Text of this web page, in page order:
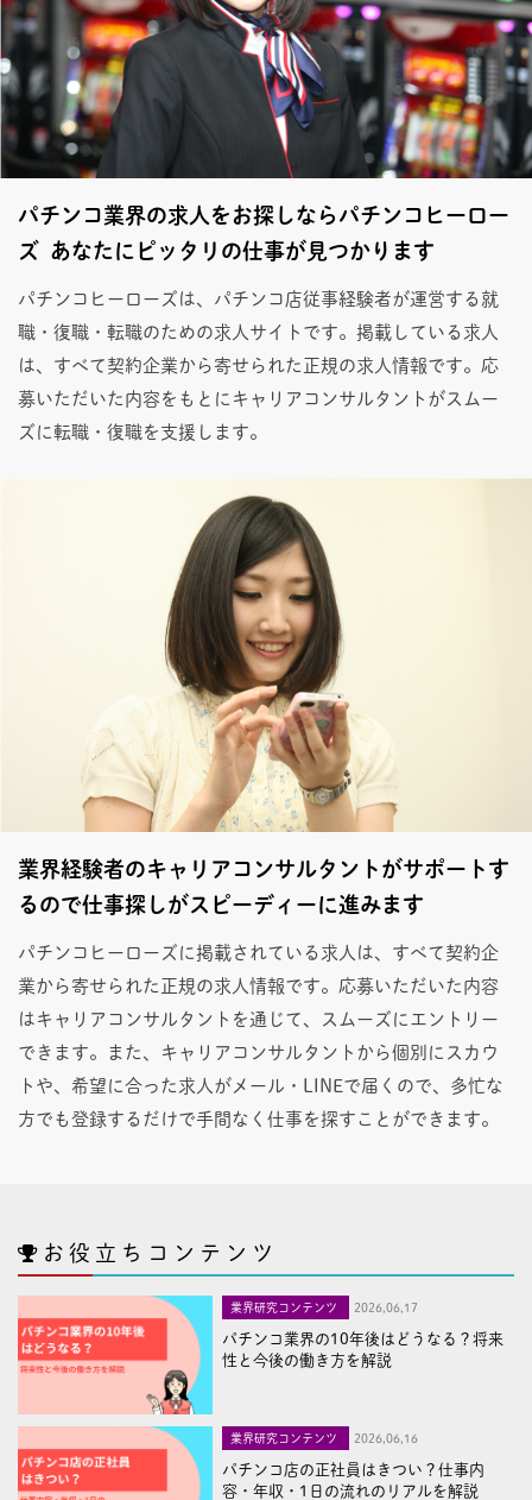
パチンコ業界の求人をお探しならパチンコヒーロー
ズ あなたにピッタリの仕事が見つかります
パチンコヒーローズは、パチンコ店従事経験者が運営する就
職・復職・転職のための求人サイトです。掲載している求人
は、すべて契約企業から寄せられた正規の求人情報です。応
募いただいた内容をもとにキャリアコンサルタントがスムー
ズに転職・復職を支援します。
業界経験者のキャリアコンサルタントがサポートす
るので仕事探しがスピーディーに進みます
パチンコヒーローズに掲載されている求人は、すべて契約企
業から寄せられた正規の求人情報です。応募いただいた内容
はキャリアコンサルタントを通じて、スムーズにエントリー
できます。また、キャリアコンサルタントから個別にスカウ
トや、希望に合った求人がメール・LINEで届くので、多忙な
方でも登録するだけで手間なく仕事を探すことができます。
お役立ちコンテンツ
業界研究コンテンツ 2026,06,17
パチンコ業界の10年後はどうなる？将来
性と今後の働き方を解説
業界研究コンテンツ 2026,06,16
パチンコ店の正社員はきつい？仕事内
容・年収・1日の流れのリアルを解説